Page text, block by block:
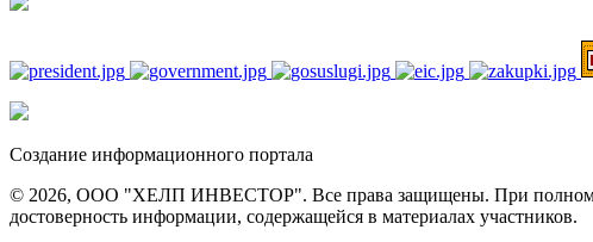
Создание информационного портала
© 2026, ООО "ХЕЛП ИНВЕСТОР". Все права защищены. При полном или
достоверность информации, содержащейся в материалах участников.